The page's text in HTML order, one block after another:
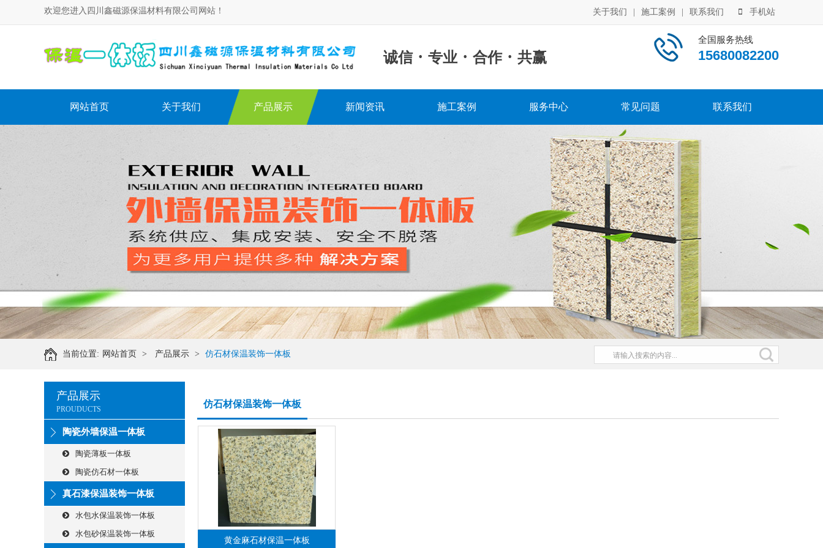
欢迎您进入四川鑫磁源保温材料有限公司网站！ 关于我们 施工案例 联系我们 手机站
诚信 · 专业 · 合作 · 共赢
全国服务热线
15680082200
网站首页 关于我们 产品展示 新闻资讯 施工案例 服务中心 常见问题 联系我们
当前位置: 网站首页 > 产品展示 > 仿石材保温装饰一体板
产品展示
PROUDUCTS
陶瓷外墙保温一体板
陶瓷薄板一体板
陶瓷仿石材一体板
真石漆保温装饰一体板
水包水保温装饰一体板
水包砂保温装饰一体板
仿石材保温装饰一体板
黄金麻石材保温一体板